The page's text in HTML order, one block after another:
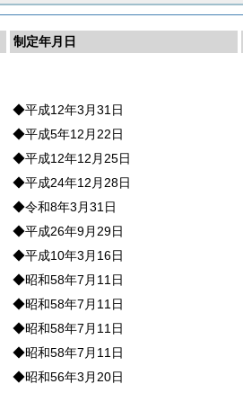
制定年月日
◆平成12年3月31日
◆平成5年12月22日
◆平成12年12月25日
◆平成24年12月28日
◆令和8年3月31日
◆平成26年9月29日
◆平成10年3月16日
◆昭和58年7月11日
◆昭和58年7月11日
◆昭和58年7月11日
◆昭和58年7月11日
◆昭和56年3月20日